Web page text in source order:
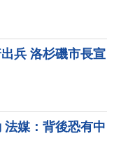
兵 洛杉磯市長宣
媒：背後恐有中